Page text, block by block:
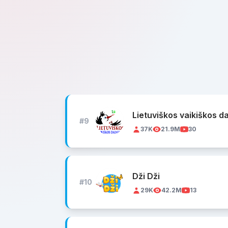
#9
Lietuviškos vaikiškos
37K 21.9M 30
#10
Dži Dži
29K 42.2M 13